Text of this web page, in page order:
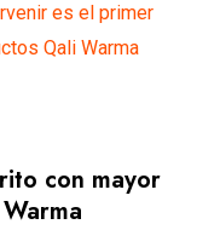
es el primer
Qali Warma
con mayor